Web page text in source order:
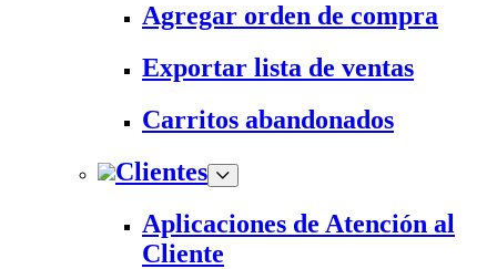
Agregar orden de compra
Exportar lista de ventas
Carritos abandonados
Clientes
Aplicaciones de Atención al
Cliente